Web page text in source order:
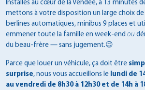
Installés au cœur de la Vendée, à 13 minutes
mettons à votre disposition un large choix de
berlines automatiques, minibus 9 places et
emmener toute la famille en week-end ou
du beau-frère — sans jugement.😉
Parce que louer un véhicule, ça doit être
surprise, nous vous accueillons le lundi de
au vendredi de 8h30 à 12h30 et de 14h à